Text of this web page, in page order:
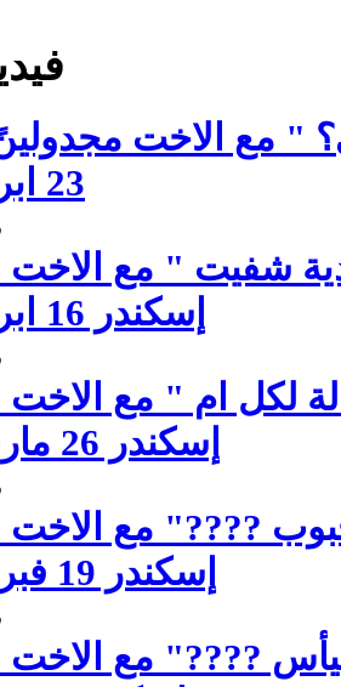
" مع الاخت
23 ابريل 2025
شفيت " مع الاخت
إسكندر 16 ابريل 2025
لكل ام " مع الاخت
إسكندر 26 مارس 2025
????" مع الاخت
إسكندر 19 فبراير 2025
????" مع الاخت